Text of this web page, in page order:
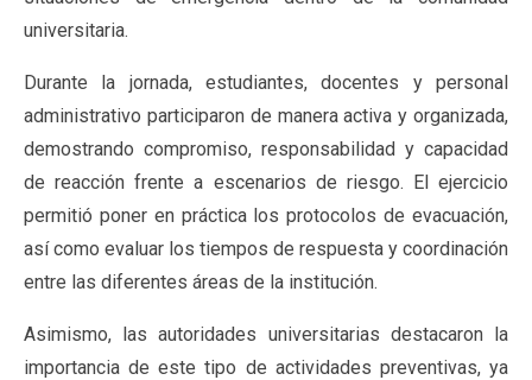
universitaria.
Durante la jornada, estudiantes, docentes y personal
administrativo participaron de manera activa y organizada,
demostrando compromiso, responsabilidad y capacidad
de reacción frente a escenarios de riesgo. El ejercicio
permitió poner en práctica los protocolos de evacuación,
así como evaluar los tiempos de respuesta y coordinación
entre las diferentes áreas de la institución.
Asimismo, las autoridades universitarias destacaron la
importancia de este tipo de actividades preventivas, ya